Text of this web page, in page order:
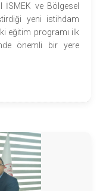
İSMEK ve Bölgesel
yeni istihdam
eğitim programı ilk
önemli bir yere